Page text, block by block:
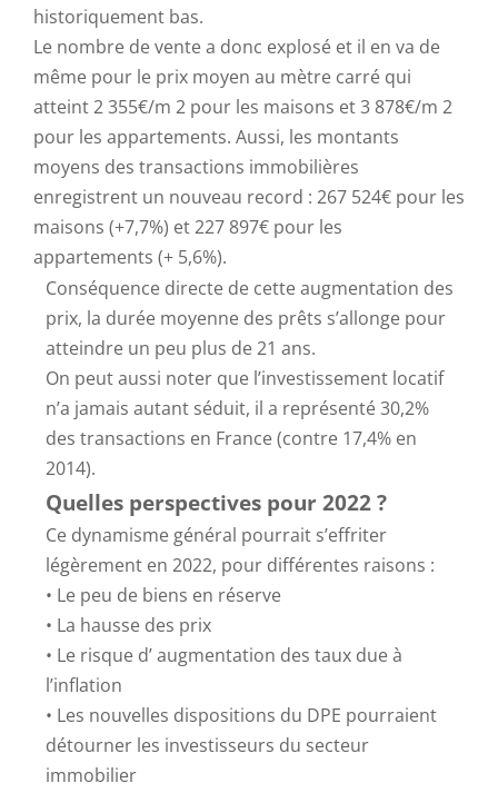
historiquement bas.
Le nombre de vente a donc explosé et il en va de
même pour le prix moyen au mètre carré qui
atteint 2 355€/m 2 pour les maisons et 3 878€/m 2
pour les appartements. Aussi, les montants
moyens des transactions immobilières
enregistrent un nouveau record : 267 524€ pour les
maisons (+7,7%) et 227 897€ pour les
appartements (+ 5,6%).
Conséquence directe de cette augmentation des
prix, la durée moyenne des prêts s’allonge pour
atteindre un peu plus de 21 ans.
On peut aussi noter que l’investissement locatif
n’a jamais autant séduit, il a représenté 30,2%
des transactions en France (contre 17,4% en
2014).
Quelles perspectives pour 2022 ?
Ce dynamisme général pourrait s’effriter
légèrement en 2022, pour différentes raisons :
• Le peu de biens en réserve
• La hausse des prix
• Le risque d’ augmentation des taux due à
l’inflation
• Les nouvelles dispositions du DPE pourraient
détourner les investisseurs du secteur
immobilier